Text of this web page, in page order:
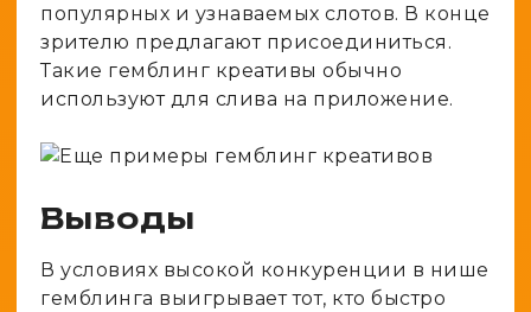
популярных и узнаваемых слотов. В конце
зрителю предлагают присоединиться.
Такие гемблинг креативы обычно
используют для слива на приложение.
Выводы
В условиях высокой конкуренции в нише
гемблинга выигрывает тот, кто быстро